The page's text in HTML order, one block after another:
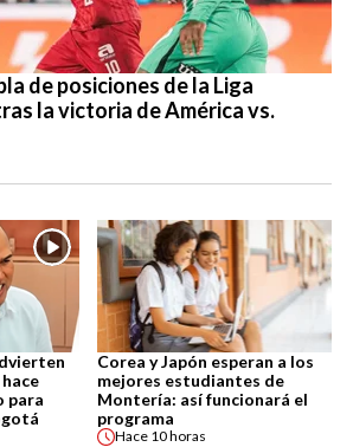
de posiciones de la Liga
la victoria de América vs.
para
Corea y Japón esperan a los
mejores estudiantes de
Montería: así funcionará el
programa
Hace 10 horas